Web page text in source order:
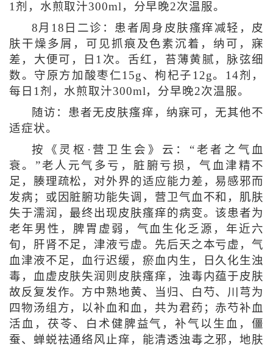
1剂，水煎取汁300ml，分早晚2次温服。
8月18日二诊：患者周身皮肤瘙痒减轻，皮
肤干燥多屑，可见抓痕及色素沉着，纳可，寐
差，大便可，日1次。舌红，苔薄黄腻，脉弦细
数。守原方加酸枣仁15g、枸杞子12g。14剂，
每日1剂，水煎取汁300ml，分早晚2次温服。
随访：患者无皮肤瘙痒，纳寐可，无其他不
适症状。
按《灵枢·营卫生会》云：“老者之气血
衰。”老人元气多亏，脏腑亏损，气血津精不
足，腠理疏松，对外界的适应能力差，易感邪而
发病；或因脏腑功能失调，营卫气血不和，肌肤
失于濡润，最终出现皮肤瘙痒的病变。该患者为
老年男性，脾胃虚弱，气血生化乏源，年近六
旬，肝肾不足，津液亏虚。先后天之本亏虚，气
血津液不足，血行迟缓，瘀血内生，日久化生浊
毒，血虚皮肤失润则皮肤瘙痒，浊毒内蕴于皮肤
故反复发作。方中熟地黄、当归、白芍、川芎为
四物汤组方，以补血和血，共为君药；赤芍补血
活血，茯苓、白术健脾益气，补气以生血，僵
蚕、蝉蜕祛通络风止痒，能清透浊毒之邪，地肤